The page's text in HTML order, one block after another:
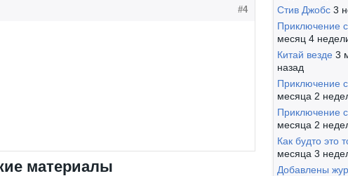
#4
материалы
Стив Джобс 3
Приключение
месяц 4
Китай везде 3
назад
Приключение
месяца 2
Приключение
месяца 2
Как будто это
месяца 3
Добавлены